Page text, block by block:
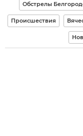
Обстрелы
Происшествия